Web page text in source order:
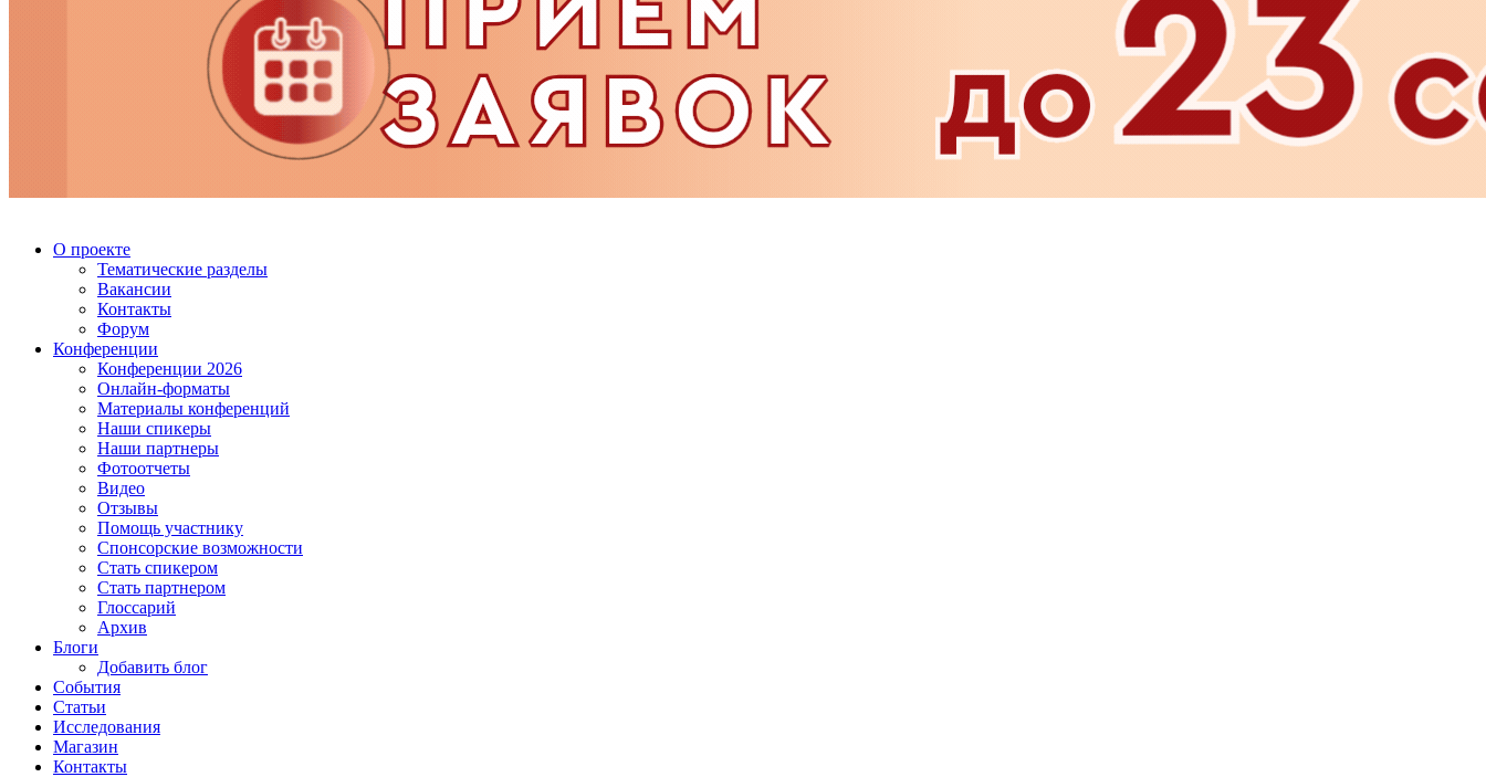
О проекте
Тематические разделы
Вакансии
Контакты
Форум
Конференции
Конференции 2026
Онлайн-форматы
Материалы конференций
Наши спикеры
Наши партнеры
Фотоотчеты
Видео
Отзывы
Помощь участнику
Спонсорские возможности
Стать спикером
Стать партнером
Глоссарий
Архив
Блоги
Добавить блог
События
Статьи
Исследования
Магазин
Контакты